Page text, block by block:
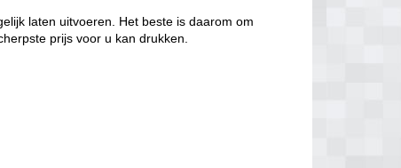
laten uitvoeren. Het beste is daarom om
prijs voor u kan drukken.